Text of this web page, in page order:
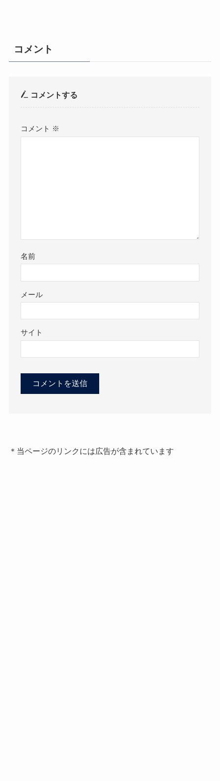
コメント
コメントする
コメント ※
名前
メール
サイト
＊当ページのリンクには広告が含まれています